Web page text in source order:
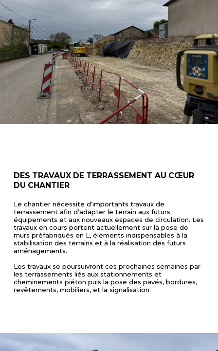
DES TRAVAUX DE TERRASSEMENT AU CŒUR
DU CHANTIER
Le chantier nécessite d’importants travaux de
terrassement afin d’adapter le terrain aux futurs
équipements et aux nouveaux espaces de circulation. Les
travaux en cours portent actuellement sur la pose de
murs préfabriqués en L, éléments indispensables à la
stabilisation des terrains et à la réalisation des futurs
aménagements.
Les travaux se poursuivront ces prochaines semaines par
les terrassements liés aux stationnements et
cheminements piéton puis la pose des pavés, bordures,
revêtements, mobiliers, et la signalisation.